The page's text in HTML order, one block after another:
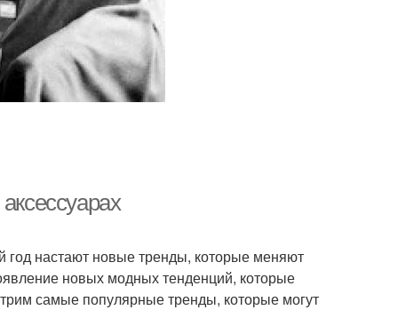
настают новые тренды, которые меняют
новых модных тенденций, которые
самые популярные тренды, которые могут